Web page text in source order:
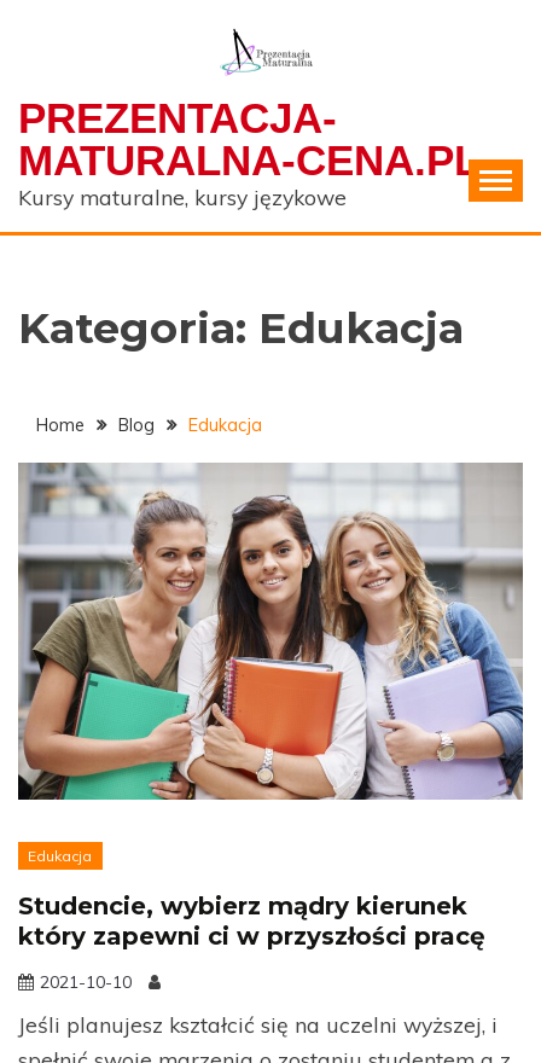
PREZENTACJA-
MATURALNA-CENA.PL
Kursy maturalne, kursy językowe
Kategoria: Edukacja
Home Blog Edukacja
Edukacja
Studencie, wybierz mądry kierunek
który zapewni ci w przyszłości pracę
2021-10-10
Jeśli planujesz kształcić się na uczelni wyższej, i